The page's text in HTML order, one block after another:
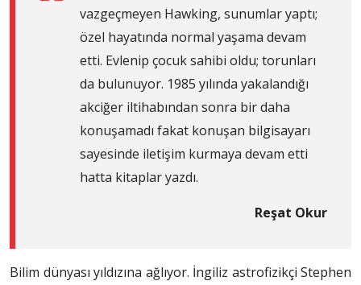
vazgeçmeyen Hawking, sunumlar yaptı;
özel hayatında normal yaşama devam
etti. Evlenip çocuk sahibi oldu; torunları
da bulunuyor. 1985 yılında yakalandığı
akciğer iltihabından sonra bir daha
konuşamadı fakat konuşan bilgisayarı
sayesinde iletişim kurmaya devam etti
hatta kitaplar yazdı.
Reşat Okur
Bilim dünyası yıldızına ağlıyor. İngiliz astrofizikçi Stephen